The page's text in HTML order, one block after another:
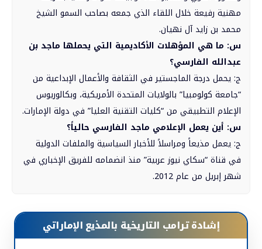
مهنية رفيعة خلال اللقاء الذي جمعه بصاحب السمو الشيخ
محمد بن زايد آل نهيان.
س: ما هي المؤهلات الأكاديمية التي يحملها ماجد بن
عبدالله الفارسي؟
ج: يحمل درجة الماجستير في الثقافة والأعمال الإبداعية من
“جامعة كولومبيا” بالولايات المتحدة الأمريكية، وبكالوريوس
الإعلام التطبيقي من “كليات التقنية العليا” في دولة الإمارات.
س: أين يعمل الإعلامي ماجد الفارسي حالياً؟
ج: يعمل مذيعاً ومراسلاً للأخبار السياسية والملفات الدولية
في قناة “سكاي نيوز عربية” منذ انضمامه للفريق الإخباري في
شهر إبريل من عام 2012.
إشادة ترامب التاريخية بالمذيع الإماراتي